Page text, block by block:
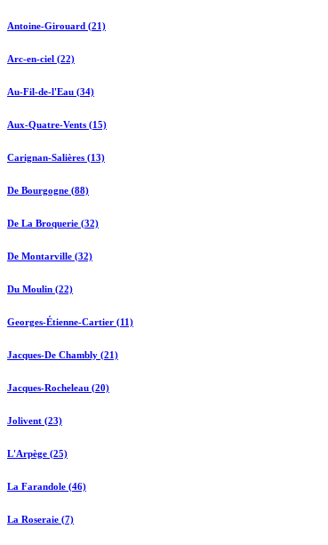
Antoine-Girouard (21)
Arc-en-ciel (22)
Au-Fil-de-l'Eau (34)
Aux-Quatre-Vents (15)
Carignan-Salières (13)
De Bourgogne (88)
De La Broquerie (32)
De Montarville (32)
Du Moulin (22)
Georges-Étienne-Cartier (11)
Jacques-De Chambly (21)
Jacques-Rocheleau (20)
Jolivent (23)
L'Arpège (25)
La Farandole (46)
La Roseraie (7)